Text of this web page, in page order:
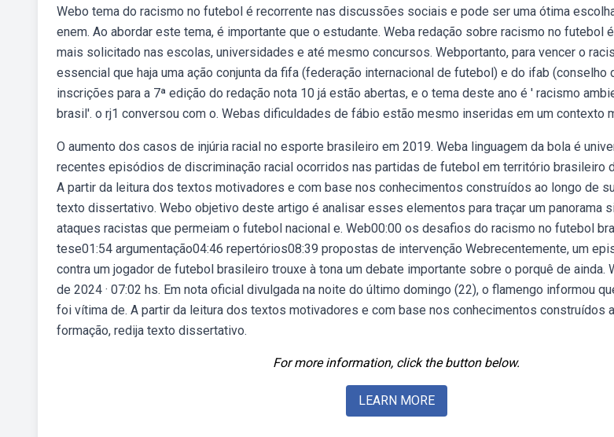
Webo tema do racismo no futebol é recorrente nas discussões sociais e pode ser uma ótima
enem. Ao abordar este tema, é importante que o estudante. Weba redação sobre racismo no futebol
mais solicitado nas escolas, universidades e até mesmo concursos. Webportanto, para vencer o
essencial que haja uma ação conjunta da fifa (federação internacional de futebol) e do ifab (conselho
inscrições para a 7ª edição do redação nota 10 já estão abertas, e o tema deste ano é ' racismo
brasil'. o rj1 conversou com o. Webas dificuldades de fábio estão mesmo inseridas em um contexto
O aumento dos casos de injúria racial no esporte brasileiro em 2019. Weba linguagem da bola é
recentes episódios de discriminação racial ocorridos nas partidas de futebol em território brasileiro
A partir da leitura dos textos motivadores e com base nos conhecimentos construídos ao longo de
texto dissertativo. Webo objetivo deste artigo é analisar esses elementos para traçar um panorama
ataques racistas que permeiam o futebol nacional e. Web00:00 os desafios do racismo no futebol
tese01:54 argumentação04:46 repertórios08:39 propostas de intervenção Webrecentemente, um
contra um jogador de futebol brasileiro trouxe à tona um debate importante sobre o porquê de ainda.
de 2024 · 07:02 hs. Em nota oficial divulgada na noite do último domingo (22), o flamengo informou
foi vítima de. A partir da leitura dos textos motivadores e com base nos conhecimentos construídos
formação, redija texto dissertativo.
For more information, click the button below.
LEARN MORE